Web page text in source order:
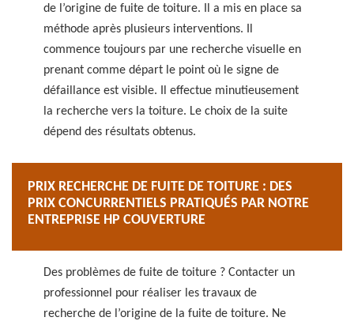
de l’origine de fuite de toiture. Il a mis en place sa
méthode après plusieurs interventions. Il
commence toujours par une recherche visuelle en
prenant comme départ le point où le signe de
défaillance est visible. Il effectue minutieusement
la recherche vers la toiture. Le choix de la suite
dépend des résultats obtenus.
PRIX RECHERCHE DE FUITE DE TOITURE : DES
PRIX CONCURRENTIELS PRATIQUÉS PAR NOTRE
ENTREPRISE HP COUVERTURE
Des problèmes de fuite de toiture ? Contacter un
professionnel pour réaliser les travaux de
recherche de l’origine de la fuite de toiture. Ne